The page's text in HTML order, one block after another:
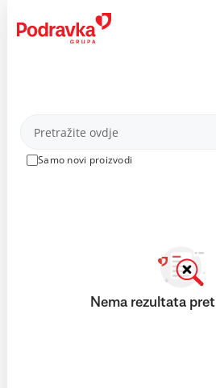
content
Proizvodi
Samo novi proizvodi
Nema rezultata